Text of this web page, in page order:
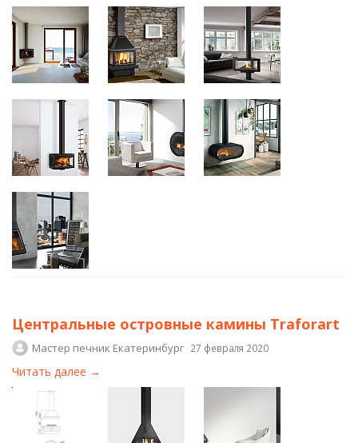
Центральные островные камины Traforart
Мастер печник Екатеринбург 27 февраля 2020
Читать далее →